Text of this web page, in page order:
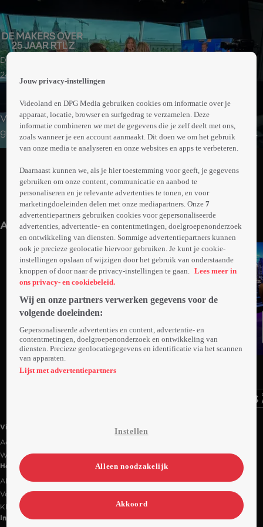
Documentaire
24min
Vanuit een bezemkast op de beurs in Amsterdam
groeide RTL Z de afgelopen 25 jaar uit tot hét financieel-
economische nieuwsmerk met overdag elk uur live
de talloze breaking nieuwsuitzendingen, de crises die
voorbij kwamen en de overgang naar het digitale
tijdperk.
Abonneren op Videoland
Meer
info
Anderen kijken ook
Ga
naar
Videoland
Actiecode
Werken bij RTL
Handige links
Alle films & series
Veelgestelde vragen
Klantenservice
Informatie
Jouw privacy-instellingen
Videoland en DPG Media gebruiken cookies om informatie over je
apparaat, locatie, browser en surfgedrag te verzamelen. Deze
informatie combineren we met de gegevens die je zelf deelt met ons,
zoals wanneer je een account aanmaakt. Dit doen we om het gebruik
van onze media te analyseren en onze websites en apps te verbeteren.
Daarnaast kunnen we, als je hier toestemming voor geeft, je gegevens
gebruiken om onze content, communicatie en aanbod te
personaliseren en je relevante advertenties te tonen, en voor
marketingdoeleinden delen met onze mediapartners. Onze7
advertentiepartners gebruiken cookies voor gepersonaliseerde
advertenties, advertentie- en contentmetingen, doelgroepenonderzoek
en ontwikkeling van diensten. Sommige advertentiepartners kunnen
ook je precieze geolocatie hiervoor gebruiken. Je kunt je cookie-
instellingen opslaan of wijzigen door het gebruik van onderstaande
knoppen of door naar de privacy-instellingen te gaan.
Lees meer in
ons privacy- en cookiebeleid.
Wij en onze partners verwerken gegevens voor de
volgende doeleinden:
Gepersonaliseerde advertenties en content, advertentie- en
contentmetingen, doelgroepenonderzoek en ontwikkeling van
diensten. Precieze geolocatiegegevens en identificatie via het scannen
van apparaten.
Lijst met advertentiepartners
Instellen
Alleen noodzakelijk
Akkoord